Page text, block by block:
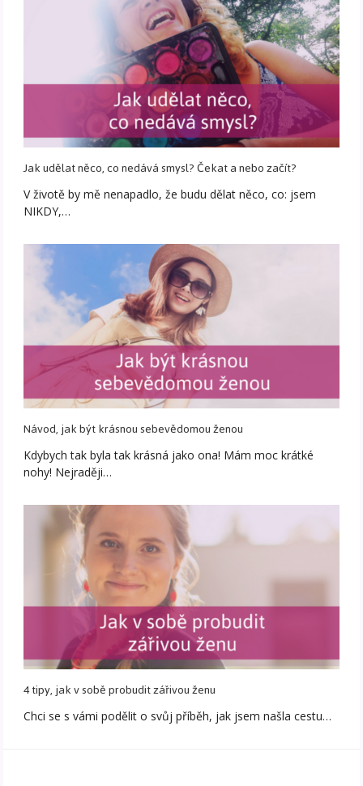
Jak udělat něco, co nedává smysl? Čekat a nebo začít?
V životě by mě nenapadlo, že budu dělat něco, co: jsem
NIKDY,…
Návod, jak být krásnou sebevědomou ženou
Kdybych tak byla tak krásná jako ona! Mám moc krátké
nohy! Nejraději…
4 tipy, jak v sobě probudit zářivou ženu
Chci se s vámi podělit o svůj příběh, jak jsem našla cestu…